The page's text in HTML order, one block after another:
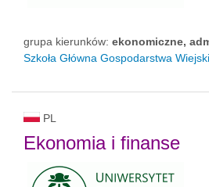
grupa kierunków: ekonomiczne,
Szkoła Główna Gospodarstwa
PL
Ekonomia i finanse